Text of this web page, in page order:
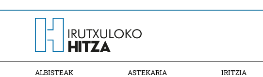
ALBISTEAK ASTEKARIA IRITZIA